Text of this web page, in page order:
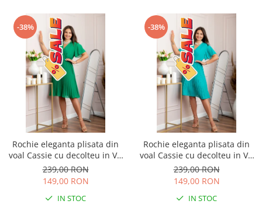
-38%
Rochie eleganta plisata din
voal Cassie cu decolteu in V -
Verde smarald
239,00 RON
149,00 RON
IN STOC
-38%
Rochie eleganta plisata din
voal Cassie cu decolteu in V -
Turcoaz aqua
239,00 RON
149,00 RON
IN STOC